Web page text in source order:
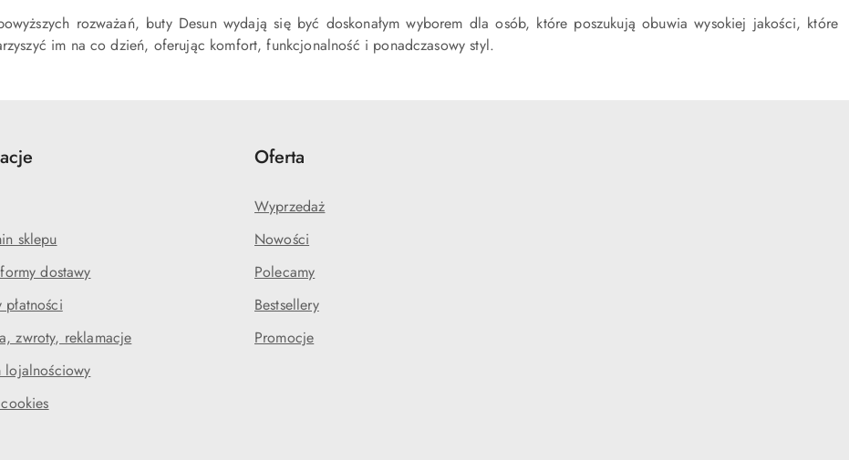
rozważań, buty Desun wydają się być doskonałym wyborem dla osób, które poszukują obuwia wysokiej jakości, które
im na co dzień, oferując komfort, funkcjonalność i ponadczasowy styl.
sklepu
dostawy
zwroty, reklamacje
lojalnościowy
Oferta
Wyprzedaż
Nowości
Polecamy
Bestsellery
Promocje